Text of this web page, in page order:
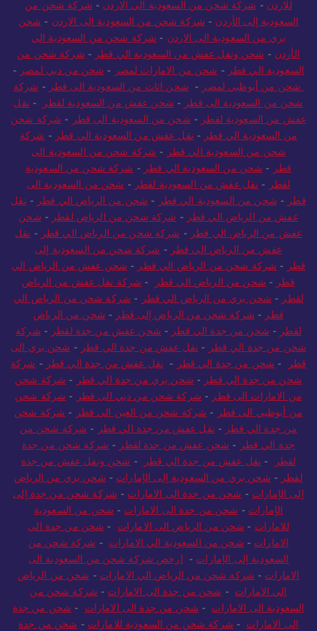
للاردن - شركة شحن من السعودية الي الاردن - شركة شحن من
السعودية إلى الأردن - شركة شحن من السعودية الى الاردن - شحن
بري من السعودية الى الاردن - شركة شحن من السعودية الي
الأردن - شحن ونقل عفش من السعودية الي قطر - شركة شحن من
السعودية الي قطر - شحن من الامارات لمصر - شحن من دبي لمصر -
شحن من أبوظبي لمصر - شحن اثاث من السعودية الى قطر - شركة
شحن من السعودية الى قطر - شحن عفش من السعودية لقطر - نقل
عفش من السعودية لقطر - شحن من السعودية الى قطر - شركة شحن
من السعودية الي قطر - نقل عفش من السعودية الي قطر - شركة
شحن من السعودية الي قطر - شركة شحن من السعودية الى
قطر - شحن من السعودية الي قطر - شركة شحن من السعودية
لقطر - نقل عفش من السعودية لقطر - شحن من السعودية الى
قطر - شحن من السعودية الي قطر - شحن من الرياض الي قطر - نقل
عفش من الرياض الي قطر - شركة شحن من الرياض لقطر - شحن
عفش من الرياض الي قطر - شركة شحن من الرياض الي قطر - نقل
عفش من الرياض الي قطر - شركة شحن من السعودية إلى
قطر - شركة شحن من الرياض الي قطر - شحن عفش من الرياض الي
قطر - شحن من الرياض الي قطر - شركة نقل عفش من الرياض
لقطر - شحن بري من الرياض الي قطر - شركة شحن من الرياض الي
قطر - شركة شحن من الرياض إلى قطر - شحن من الرياض
لقطر - شحن من جدة الي قطر - شحن عفش من جدة لقطر - شركة
شحن من جدة الي قطر - نقل عفش من جدة الي قطر - شحن بري الى
قطر
- شحن من جدة الي قطر - نقل عفش من جدة الي قطر - شركة
شحن من جدة الي قطر - شحن بري من جدة الي قطر - شركة شحن
من الامارات الى قطر - شركة شحن من دبي الى قطر - شركة شحن
من أبوظبي الى قطر - شركة شحن من العين الى قطر - شركة شحن
من جدة الي قطر - نقل عفش من جدة الي قطر - شركة شحن من
جدة الي قطر - شحن عفش من جدة لقطر - شركة شحن من جدة
لقطر
- نقل عفش من جدة الي قطر - شحن ونقل عفش من جدة
لقطر - شحن بري من السعودية إلى الإمارات - شحن بري من الرياض
إلى الإمارات - شحن من جدة الى الامارات - شركة شحن من جدة إلى
الإمارات - شحن من جدة الى الامارات - شحن من السعودية
للامارات - شحن من الرياض الى الامارات - شحن من جدة الى
الامارات - شحن من السعودية الي الامارات - شركة شحن من
السعودية إلى الإمارات - ارخص شركة شحن من السعودية الى
الامارات - شركة شحن من الرياض الي الامارات - شحن من الرياض
الي الامارات - شحن من جدة الى الامارات - شركة شحن من
السعودية الى الامارات - شحن من جدة الى الامارات - شحن من جدة
الى الامارات - شركة شحن من السعودية للامارات - شحن من جدة